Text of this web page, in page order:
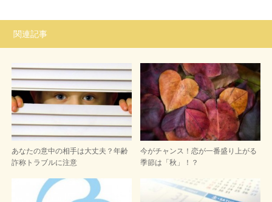
関連記事
あなたの意中の相手は大丈夫？年齢
詐称トラブルに注意
今がチャンス！恋が一番盛り上がる
季節は「秋」！？